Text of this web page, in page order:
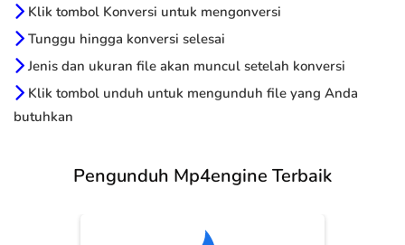
Klik tombol Konversi untuk mengonversi
Tunggu hingga konversi selesai
Jenis dan ukuran file akan muncul setelah konversi
Klik tombol unduh untuk mengunduh file yang Anda
butuhkan
Pengunduh Mp4engine Terbaik